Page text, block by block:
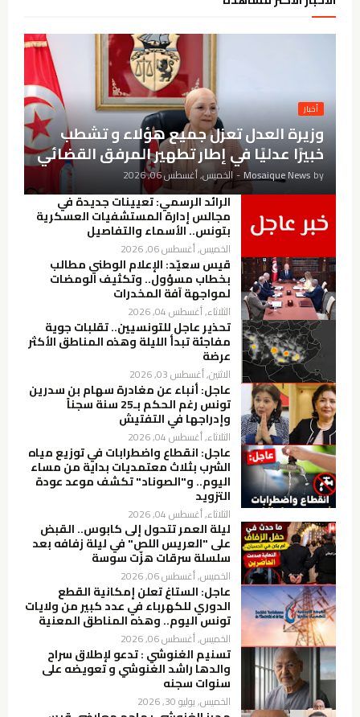
أخبار
وزيرة العدل تعزل جميع هؤلاء و تشطب
خبيرًا عدليًا في إطار تطهير المرفق القضائي
by
Mosaique News
- الخميس, أغسطس 06, 2026
الرائد الرسمي: تعيينات جديدة في
مجالس إدارة المستشفيات العسكرية
بتونس.. الأسماء والتفاصيل
الخميس, أغسطس 06, 2026
قيس سعيّد: الإعلام الوطني مطالب
بخطاب مسؤول.. وتكثيف الومضات
لمواجهة آفة المخدرات
الثلاثاء, أغسطس 04, 2026
تحذير عاجل للتونسيين.. تقلبات جوية
مفاجئة تبدأ الليلة وهذه المناطق الأكثر
عرضة
الاثنين, أغسطس 03, 2026
عاجل: أنباء عن مغادرة سهام بن سدرين
تونس رغم الحكم بـ25 سنة سجناً
وإدراجها في التفتيش
الثلاثاء, أغسطس 04, 2026
عاجل: انقطاع واضطرابات في توزيع مياه
الشرب بثلاث معتمديات بداية من مساء
اليوم.. و"الصوناد" تكشف موعد عودة
التزويد
الثلاثاء, أغسطس 04, 2026
ليلة العمر تتحول إلى كابوس.. القبض
على "العريس اللص" في ليلة زفافه بعد
سلسلة سرقات هزّت سوسة
الخميس, أغسطس 06, 2026
عاجل: الستاغ تعلن إمكانية القطع
الدوري للكهرباء في عدد كبير من ولايات
تونس اليوم.. وهذه المناطق المعنية
الخميس, أغسطس 06, 2026
تسنيم الغنوشي : تدعو لإطلاق سراح
والدها راشد الغنوشي و تعويضه على
سنوات سجنه
الخميس, يوليو 30, 2026